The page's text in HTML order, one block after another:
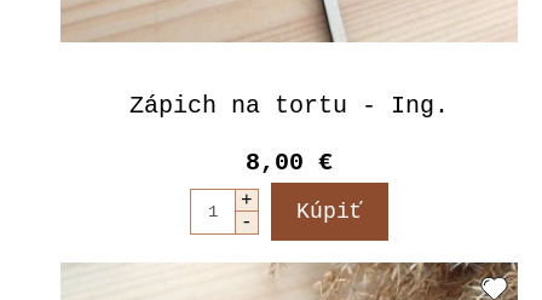
Zápich na tortu - Ing.
8,00 €